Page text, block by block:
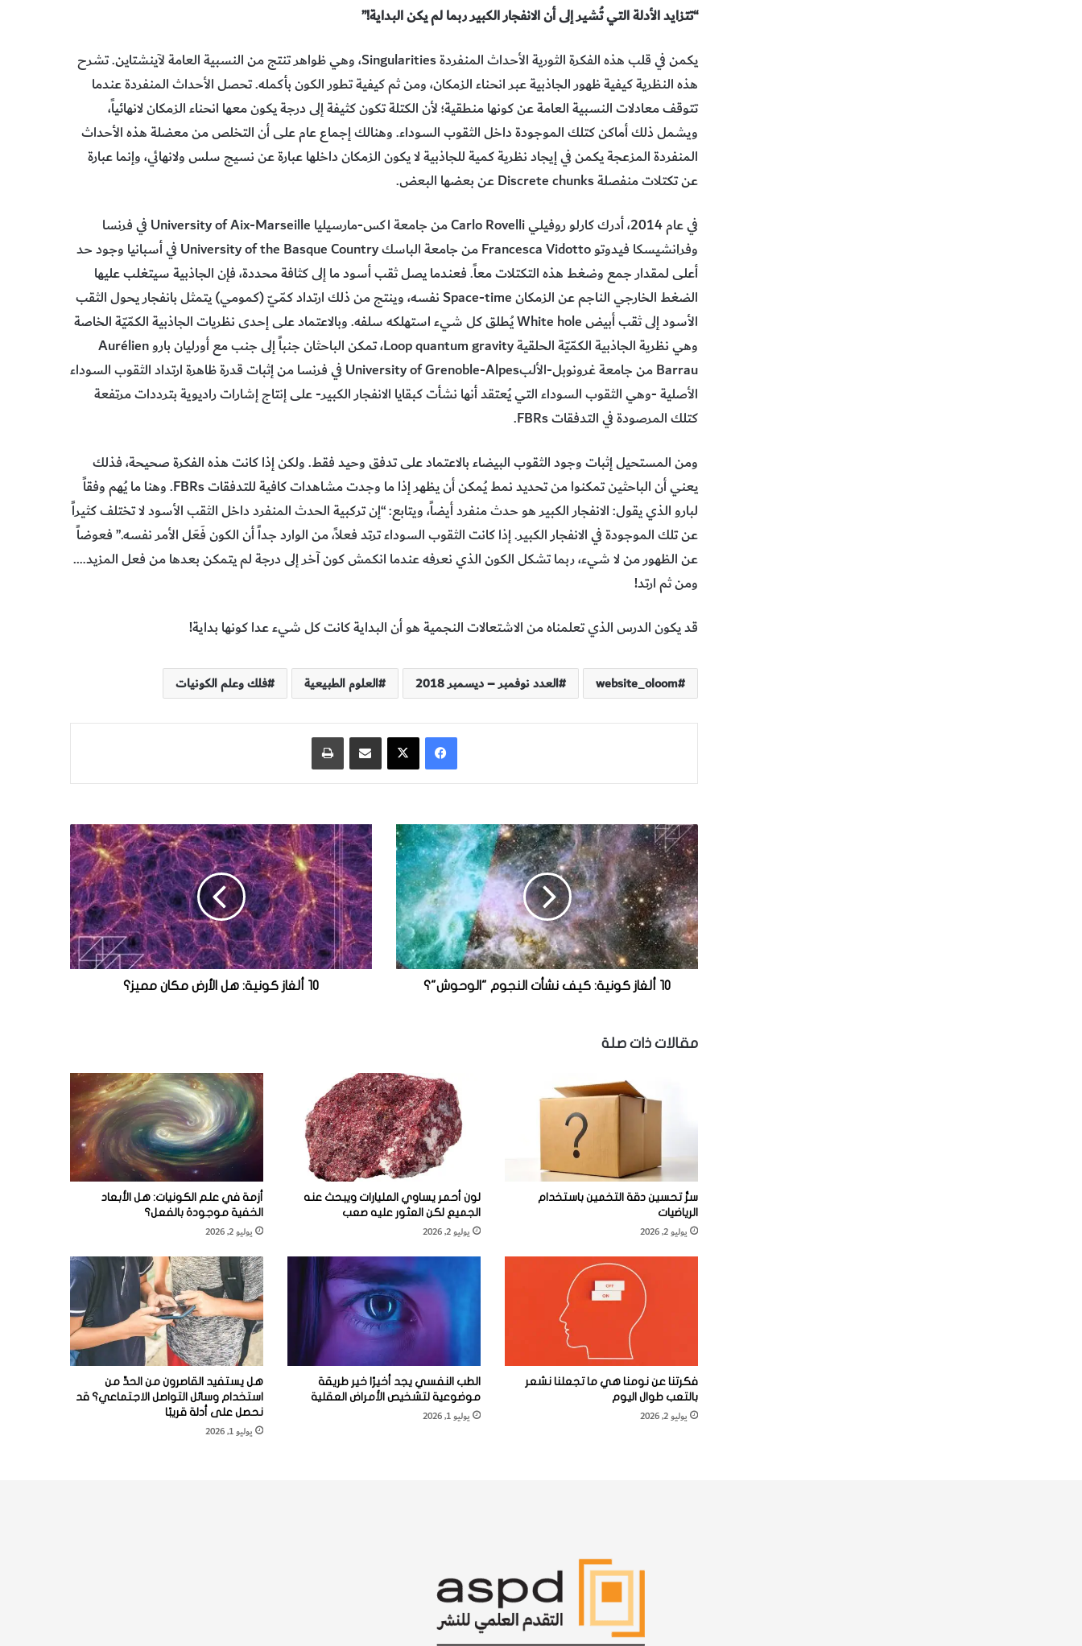
“تتزايد الأدلة التي تُشير إلى أن الانفجار الكبير ربما لم يكن البداية!”
يكمن في قلب هذه الفكرة الثورية الأحداث المنفردة Singularities، وهي ظواهر تنتج من النسبية العامة لآينشتاين. تشرح
هذه النظرية كيفية ظهور الجاذبية عبر انحناء الزمكان، ومن ثم كيفية تطور الكون بأكمله. تحصل الأحداث المنفردة عندما
تتوقف معادلات النسبية العامة عن كونها منطقية؛ لأن الكتلة تكون كثيفة إلى درجة يكون معها انحناء الزمكان لانهائياً،
ويشمل ذلك أماكن كتلك الموجودة داخل الثقوب السوداء. وهنالك إجماع عام على أن التخلص من معضلة هذه الأحداث
المنفردة المزعجة يكمن في إيجاد نظرية كمية للجاذبية لا يكون الزمكان داخلها عبارة عن نسيج سلس ولانهائي، وإنما عبارة
عن تكتلات منفصلة Discrete chunks عن بعضها البعض.
في عام 2014، أدرك كارلو روفيلي Carlo Rovelli من جامعة اكس-مارسيليا University of Aix-Marseille في فرنسا
وفرانشيسكا فيدوتو Francesca Vidotto من جامعة الباسك University of the Basque Country في أسبانيا وجود حد
أعلى لمقدار جمع وضغط هذه التكتلات معاً. فعندما يصل ثقب أسود ما إلى كثافة محددة، فإن الجاذبية سيتغلب عليها
الضغط الخارجي الناجم عن الزمكان Space-time نفسه، وينتج من ذلك ارتداد كمّيّ (كمومي) يتمثل بانفجار يحول الثقب
الأسود إلى ثقب أبيض White hole يُطلق كل شيء استهلكه سلفه. وبالاعتماد على إحدى نظريات الجاذبية الكمّيّة الخاصة
وهي نظرية الجاذبية الكمّيّة الحلقية Loop quantum gravity، تمكن الباحثان جنباً إلى جنب مع أورليان بارو Aurélien
Barrau من جامعة غرونوبل-الألبUniversity of Grenoble-Alpes في فرنسا من إثبات قدرة ظاهرة ارتداد الثقوب السوداء
الأصلية -وهي الثقوب السوداء التي يُعتقد أنها نشأت كبقايا الانفجار الكبير- على إنتاج إشارات راديوية بترددات مرتفعة
كتلك المرصودة في التدفقات FBRs.
ومن المستحيل إثبات وجود الثقوب البيضاء بالاعتماد على تدفق وحيد فقط. ولكن إذا كانت هذه الفكرة صحيحة، فذلك
يعني أن الباحثين تمكنوا من تحديد نمط يُمكن أن يظهر إذا ما وجدت مشاهدات كافية للتدفقات FBRs. وهنا ما يُهم وفقاً
لبارو الذي يقول: الانفجار الكبير هو حدث منفرد أيضاً، ويتابع: “إن تركبية الحدث المنفرد داخل الثقب الأسود لا تختلف كثيراً
عن تلك الموجودة في الانفجار الكبير. إذا كانت الثقوب السوداء ترتد فعلاً، من الوارد جداً أن الكون فَعَل الأمر نفسه.” فعوضاً
عن الظهور من لا شيء، ربما تشكل الكون الذي نعرفه عندما انكمش كون آخر إلى درجة لم يتمكن بعدها من فعل المزيد….
ومن ثم ارتد!
قد يكون الدرس الذي تعلمناه من الاشتعالات النجمية هو أن البداية كانت كل شيء عدا كونها بداية!
website_oloom العدد نوفمبر – ديسمبر 2018 العلوم الطبيعية فلك وعلم الكونيات
فيسبوك ‫X مشاركة عبر البريد
1
0
أ
ل
غ
ا
ز
ك
و
:
ك
ل
ن
ج
و
م
ش
"
؟
10 ألغاز كونية: كيف نشأت النجوم "الوحوش"؟
1
0
أ
ل
غ
ا
ز
ك
و
ل
ا
ل
أ
ر
ض
م
ك
ا
ن
م
ي
ز
؟
10 ألغاز كونية: هل الأرض مكان مميز؟
مقالات ذات صلة
سرُّ تحسين دقة التخمين باستخدام
الرياضيات
يوليو 2, 2026
لون أحمر يساوي المليارات ويبحث عنه
الجميع لكن العثور عليه صعب
يوليو 2, 2026
أزمة في علم الكونيات: هل الأبعاد
الخفية موجودة بالفعل؟
يوليو 2, 2026
فكرتنا عن نومنا هي ما تجعلنا نشعر
بالتعب طوال اليوم
يوليو 2, 2026
الطب النفسي يجد أخيرًا خير طريقة
موضوعية لتشخيص الأمراض العقلية
يوليو 1, 2026
هل يستفيد القاصرون من الحدِّ من
استخدام وسائل التواصل الاجتماعي؟ قد
نحصل على أدلة قريبًا
يوليو 1, 2026